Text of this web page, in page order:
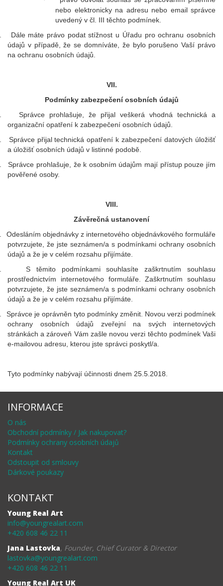
nebo elektronicky na adresu nebo email správce
uvedený v čl. III těchto podmínek.
Dále máte právo podat stížnost u Úřadu pro ochranu osobních
údajů v případě, že se domníváte, že bylo porušeno Vaší právo
na ochranu osobních údajů.
VII.
Podmínky zabezpečení osobních údajů
Správce prohlašuje, že přijal veškerá vhodná technická a
organizační opatření k zabezpečení osobních údajů.
Správce přijal technická opatření k zabezpečení datových úložišť
a úložišť osobních údajů v listinné podobě.
Správce prohlašuje, že k osobním údajům mají přístup pouze jím
pověřené osoby.
VIII.
Závěrečná ustanovení
Odesláním objednávky z internetového objednávkového formuláře
potvrzujete, že jste seznámen/a s podmínkami ochrany osobních
údajů a že je v celém rozsahu přijímáte.
S těmito podmínkami souhlasíte zaškrtnutím souhlasu
prostřednictvím internetového formuláře. Zaškrtnutím souhlasu
potvrzujete, že jste seznámen/a s podmínkami ochrany osobních
údajů a že je v celém rozsahu přijímáte.
Správce je oprávněn tyto podmínky změnit. Novou verzi podmínek
ochrany osobních údajů zveřejní na svých internetových
stránkách a zároveň Vám zašle novou verzi těchto podmínek Vaši
e-mailovou adresu, kterou jste správci poskytl/a.
Tyto podmínky nabývají účinnosti dnem 25.5.2018.
INFORMACE
O nás
Obchodní podmínky / Jak nakupovat?
Podmínky ochrany osobních údajů
Kontakt
Odstoupit od smlouvy
Dárkové poukazy
KONTAKT
Young Real Art
info@youngrealart.com
+420 608 46 22 11
Jana Lastovka, Founder, Chief Curator & Director
lastovka@youngrealart.com
+420 608 46 22 11
Young Real Art UK